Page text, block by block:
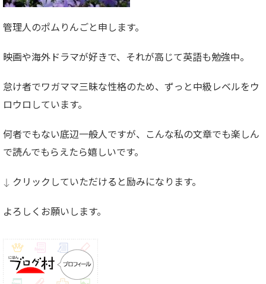
管理人のポムりんごと申します。
映画や海外ドラマが好きで、それが高じて英語も勉強中。
怠け者でワガママ三昧な性格のため、ずっと中級レベルをウ
ロウロしています。
何者でもない底辺一般人ですが、こんな私の文章でも楽しん
で読んでもらえたら嬉しいです。
↓ クリックしていただけると励みになります。
よろしくお願いします。